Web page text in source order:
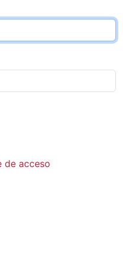
de acceso